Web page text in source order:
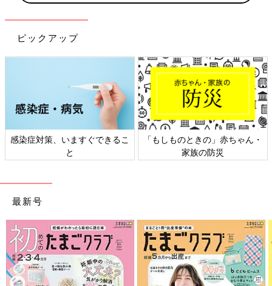
ピックアップ
感染症対策、いますぐできるこ
と
「もしものときの」赤ちゃん・
家族の防災
最新号